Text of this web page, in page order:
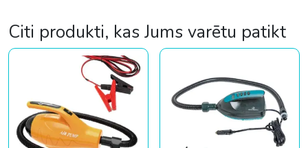
Citi produkti, kas Jums varētu patikt